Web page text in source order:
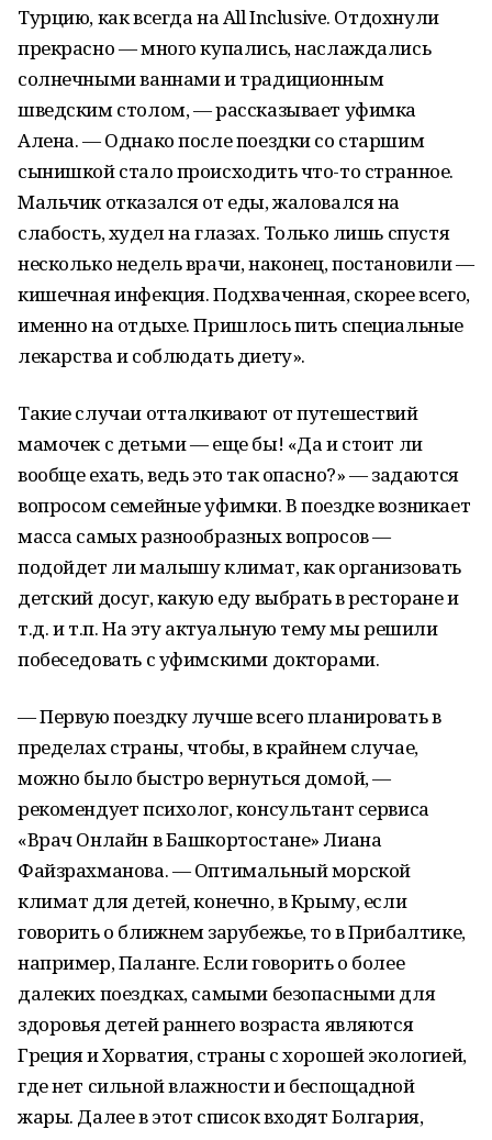
Турцию, как всегда на All Inclusive. Отдохнули
прекрасно — много купались, наслаждались
солнечными ваннами и традиционным
шведским столом, — рассказывает уфимка
Алена. — Однако после поездки со старшим
сынишкой стало происходить что-то странное.
Мальчик отказался от еды, жаловался на
слабость, худел на глазах. Только лишь спустя
несколько недель врачи, наконец, постановили —
кишечная инфекция. Подхваченная, скорее всего,
именно на отдыхе. Пришлось пить специальные
лекарства и соблюдать диету».
Такие случаи отталкивают от путешествий
мамочек с детьми — еще бы! «Да и стоит ли
вообще ехать, ведь это так опасно?» — задаются
вопросом семейные уфимки. В поездке возникает
масса самых разнообразных вопросов —
подойдет ли малышу климат, как организовать
детский досуг, какую еду выбрать в ресторане и
т.д. и т.п. На эту актуальную тему мы решили
побеседовать с уфимскими докторами.
— Первую поездку лучше всего планировать в
пределах страны, чтобы, в крайнем случае,
можно было быстро вернуться домой, —
рекомендует психолог, консультант сервиса
«Врач Онлайн в Башкортостане» Лиана
Файзрахманова. — Оптимальный морской
климат для детей, конечно, в Крыму, если
говорить о ближнем зарубежье, то в Прибалтике,
например, Паланге. Если говорить о более
далеких поездках, самыми безопасными для
здоровья детей раннего возраста являются
Греция и Хорватия, страны с хорошей экологией,
где нет сильной влажности и беспощадной
жары. Далее в этот список входят Болгария,